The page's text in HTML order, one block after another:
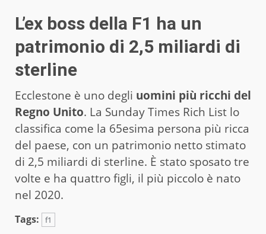
L’ex boss della F1 ha un
patrimonio di 2,5 miliardi di
sterline
Ecclestone è uno degli uomini più ricchi del
Regno Unito. La Sunday Times Rich List lo
classifica come la 65esima persona più ricca
del paese, con un patrimonio netto stimato
di 2,5 miliardi di sterline. È stato sposato tre
volte e ha quattro figli, il più piccolo è nato
nel 2020.
Tags: f1